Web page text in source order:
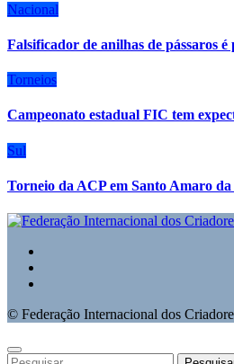
Nacional
Falsificador de anilhas de pássaros
Torneios
Campeonato estadual FIC tem
Sul
Torneio da ACP em Santo Amaro
© Federação Internacional dos
Pesquisar